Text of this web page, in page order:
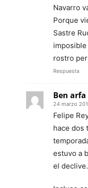
Navarro
Porque
Sastre
rostro
Respuesta
Ben arfa
24 marzo
Felipe
hace dos
estuvo a
el declive.